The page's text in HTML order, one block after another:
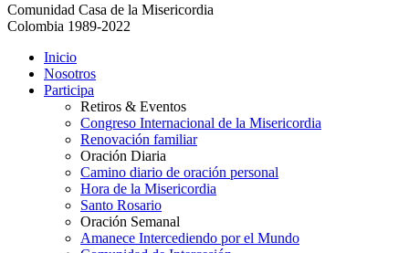
Comunidad Casa de la Misericordia
Colombia 1989-2022
Inicio
Nosotros
Participa
Retiros & Eventos
Congreso Internacional de la Misericordia
Renovación familiar
Oración Diaria
Camino diario de oración personal
Hora de la Misericordia
Santo Rosario
Oración Semanal
Amanece Intercediendo por el Mundo